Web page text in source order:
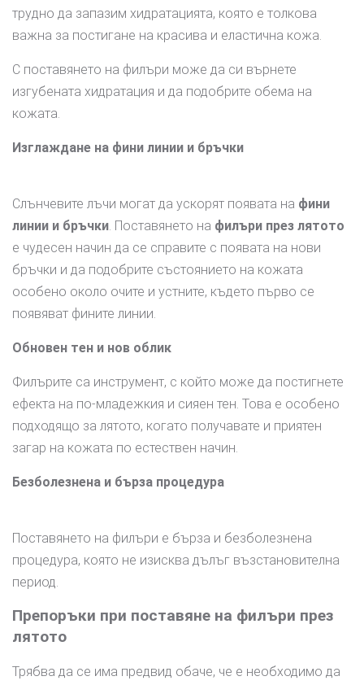
трудно да запазим хидратацията, която е толкова
важна за постигане на красива и еластична кожа.
С поставянето на филъри може да си върнете
изгубената хидратация и да подобрите обема на
кожата.
Изглаждане на фини линии и бръчки
Слънчевите лъчи могат да ускорят появата на фини
линии и бръчки. Поставянето на филъри през лятото
е чудесен начин да се справите с появата на нови
бръчки и да подобрите състоянието на кожата
особено около очите и устните, където първо се
появяват фините линии.
Обновен тен и нов облик
Филърите са инструмент, с който може да постигнете
ефекта на по-младежкия и сияен тен. Това е особено
подходящо за лятото, когато получавате и приятен
загар на кожата по естествен начин.
Безболезнена и бърза процедура
Поставянето на филъри е бърза и безболезнена
процедура, която не изисква дълъг възстановителна
период.
Препоръки при поставяне на филъри през
лятото
Трябва да се има предвид обаче, че е необходимо да